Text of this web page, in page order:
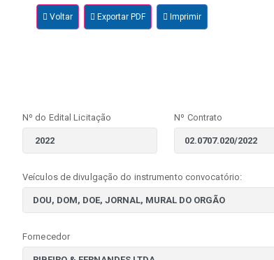
Voltar Exportar PDF Imprimir
Nº do Edital Licitação Nº Contrato
Veículos de divulgação do instrumento convocatório:
Fornecedor